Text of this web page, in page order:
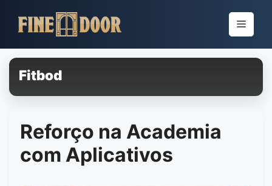
para
conteúdo
Menu
Fitbod
Reforço na Academia
com Aplicativos